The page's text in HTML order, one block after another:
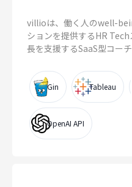
villioは、働く人のwell-
ションを提供するHR
長を支援するSaaS型コー
Gin Tableau
OpenAI API